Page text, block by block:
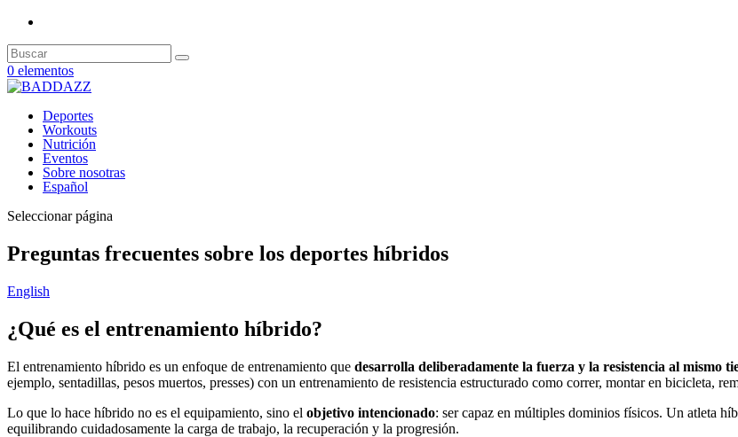
0 elementos
Deportes
Workouts
Nutrición
Eventos
Sobre nosotras
Español
Seleccionar página
Preguntas frecuentes sobre los deportes híbridos
English
¿Qué es el entrenamiento híbrido?
El entrenamiento híbrido es un enfoque de entrenamiento que desarrolla deliberadamente la fuerza y la resistencia al mismo
ejemplo, sentadillas, pesos muertos, presses) con un entrenamiento de resistencia estructurado como correr, montar en bicicleta,
Lo que lo hace híbrido no es el equipamiento, sino el objetivo intencionado: ser capaz en múltiples dominios físicos. Un atleta
equilibrando cuidadosamente la carga de trabajo, la recuperación y la progresión.